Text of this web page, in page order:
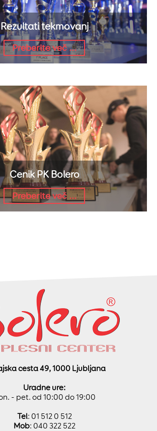
Rezultati tekmovanj
Preberite več ...
Cenik PK Bolero
Preberite več ...
cesta 49, 1000 Ljubljana
Uradne ure:
- pet. od 10:00 do 19:00
Tel: 01 512 0 512
Mob: 040 322 522